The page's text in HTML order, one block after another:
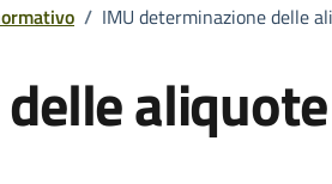
/ IMU determinazione delle
aliquote